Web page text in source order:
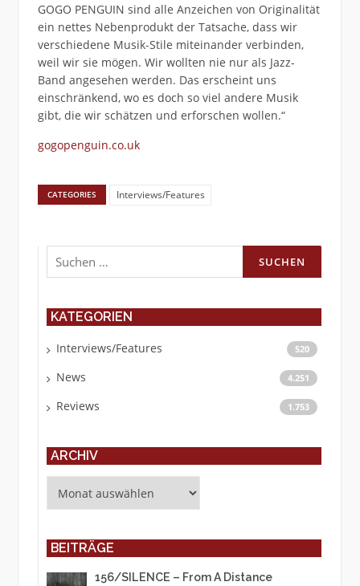
GOGO PENGUIN sind alle Anzeichen von Originalität
ein nettes Nebenprodukt der Tatsache, dass wir
verschiedene Musik-Stile miteinander verbinden,
weil wir sie mögen. Wir wollten nie nur als Jazz-
Band angesehen werden. Das erscheint uns
einschränkend, wo es doch so viel andere Musik
gibt, die wir schätzen und erforschen wollen.“
gogopenguin.co.uk
CATEGORIES Interviews/Features
Suchen
nach:
KATEGORIEN
Interviews/Features 520
News 4.251
Reviews 1.753
ARCHIV
BEITRÄGE
156/SILENCE – From A Distance